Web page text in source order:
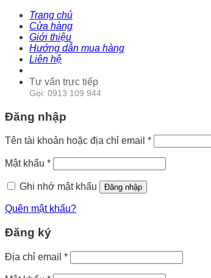
Trang chủ
Cửa hàng
Giới thiệu
Hướng dẫn mua hàng
Liên hệ
Tư vấn trực tiếp
Gọi: 0913 109 944
Đăng nhập
Tên tài khoản hoặc địa chỉ email *
Mật khẩu *
Ghi nhớ mật khẩu Đăng nhập
Quên mật khẩu?
Đăng ký
Địa chỉ email *